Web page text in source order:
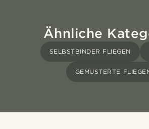
Ähnliche
SELBSTBINDER FLIEGEN
GEMUSTERTE